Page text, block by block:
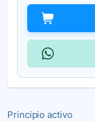
Principio activo